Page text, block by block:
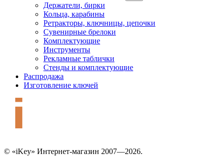
Держатели, бирки
Кольца, карабины
Ретракторы, ключницы, цепочки
Сувенирные брелоки
Комплектующие
Инструменты
Рекламные таблички
Стенды и комплектующие
Распродажа
Изготовление ключей
© «iKey» Интернет-магазин 2007—2026.